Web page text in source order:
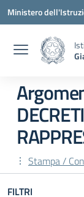
Vai ai contenuti
Vai al menu di
Vai al footer
Ministero
Stampa /
FILTRI